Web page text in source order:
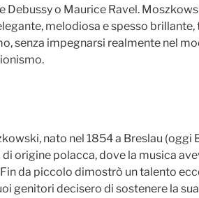
Debussy o Maurice Ravel.
melodiosa e spesso
senza impegnarsi realmente nel
nato nel 1854 a Breslau (oggi
origine polacca, dove la musica
da piccolo dimostrò un talento
genitori decisero di sostenere la